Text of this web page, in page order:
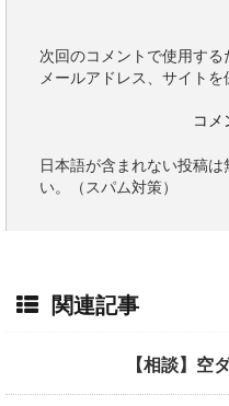
次回のコメントで使用する
メールアドレス、サイトを
日本語が含まれない投稿
い。（スパム対策）
関連記事
【相談】空